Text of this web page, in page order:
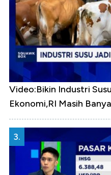
Video:Bikin Industri
Ekonomi,RI Masih
3.